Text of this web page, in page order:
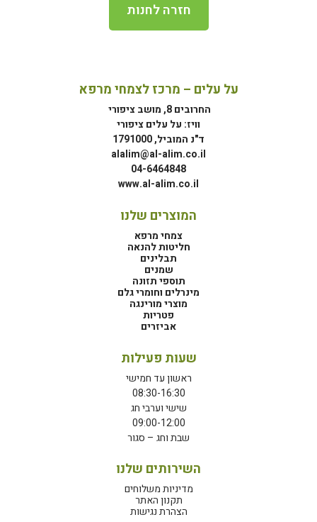
חזרה לחנות
על עלים – מרכז לצמחי מרפא
החרובים 8, מושב ציפורי
וויז: על עלים ציפורי
ד"נ המוביל, 1791000
alalim@al-alim.co.il
04-6464848
www.al-alim.co.il
המוצרים שלנו
צמחי מרפא
חליטות להנאה
תבלינים
שמנים
תוספי תזונה
מינרלים וחומרי גלם
מוצרי מורינגה
פטריות
אביזרים
שעות פעילות
ראשון עד חמישי
08:30-16:30
שישי וערבי חג
09:00-12:00
שבת וחג – סגור
השירותים שלנו
מדיניות משלוחים
תקנון האתר
הצהרת נגישות